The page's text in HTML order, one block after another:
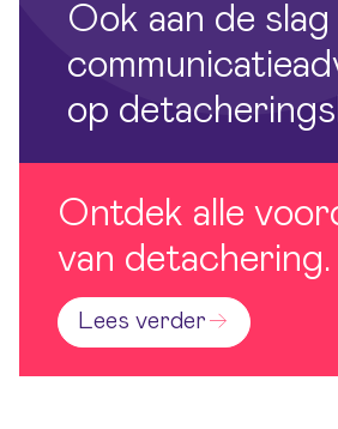
Ook aan de slag
op
Ontdek alle
van detachering.
Lees verder